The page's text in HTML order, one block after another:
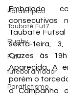
Paralímpico
Taubaté Fut7
Rugby
Fut7
futebol amador
Paratletismo
Embalado
consecutivas
Taubaté
sexta-feira,
Cruzes às
Aparecida. A
porém o
a Campanha